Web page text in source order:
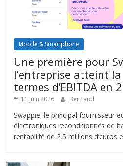
Mobile & Smartphone
Une première pour
l’entreprise atteint
termes d’EBITDA en
11 juin 2026 Bertrand
Swappie, le principal fournisseur
électroniques reconditionnés de
rentabilité de 2,5 millions d’euros